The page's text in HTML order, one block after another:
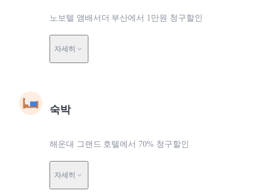
노보텔 앰배서더 부산에서 1만원 청구할인
자세히
숙박
해운대 그랜드 호텔에서 70% 청구할인
자세히